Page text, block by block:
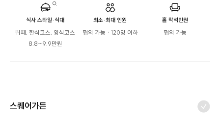
식사 스타일·식대
뷔페, 한식코스, 양식코스
8.8~9.9만원
최소·최대 인원
협의 가능 · 120명 이하
홀 착석인원
협의 가능
스퀘어가든